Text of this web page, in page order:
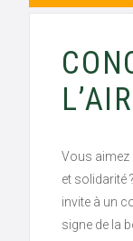
L’AIR
Vous aimez
et solidarité
invite à un
signe de la